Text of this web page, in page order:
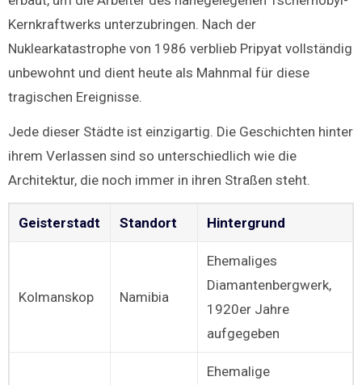
Kernkraftwerks unterzubringen. Nach der
Nuklearkatastrophe von 1986 verblieb Pripyat vollständig
unbewohnt und dient heute als Mahnmal für diese
tragischen Ereignisse.
Jede dieser Städte ist einzigartig. Die Geschichten hinter
ihrem Verlassen sind so unterschiedlich wie die
Architektur, die noch immer in ihren Straßen steht.
Geisterstadt Standort Hintergrund
Kolmanskop Namibia
Ehemaliges
Diamantenbergwerk,
1920er Jahre
aufgegeben
Ehemalige